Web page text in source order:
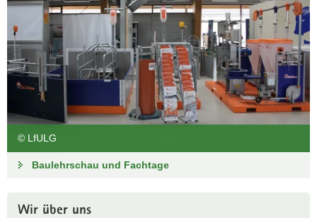
© LfULG
Baulehrschau und Fachtage
Wir über uns